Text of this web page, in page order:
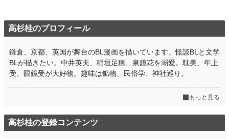
高杉桂のプロフィール
鎌倉、京都、英国が舞台のBL漫画を描いています。怪談BLと文学
BLが描きたい。中井英夫、稲垣足穂、泉鏡花を溺愛。耽美、年上
受、眼鏡受が大好物。趣味は鉱物、民俗学、神社巡り。
もっと見る
高杉桂の登録コンテンツ